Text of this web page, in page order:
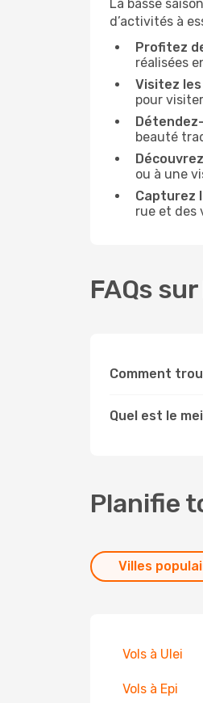
La basse
d’activités à
Profitez
réalisées
Visitez
pour
beauté
ou à une
Capturez
rue et des
FAQs
Comment
Quel est le
Planifie
Villes
Vols à Ulei
Vols à Epi